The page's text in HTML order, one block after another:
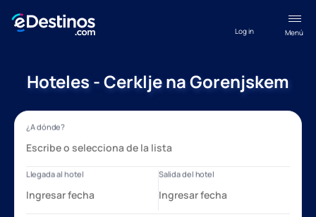
Menú
Log in
Hoteles - Cerklje na Gorenjskem